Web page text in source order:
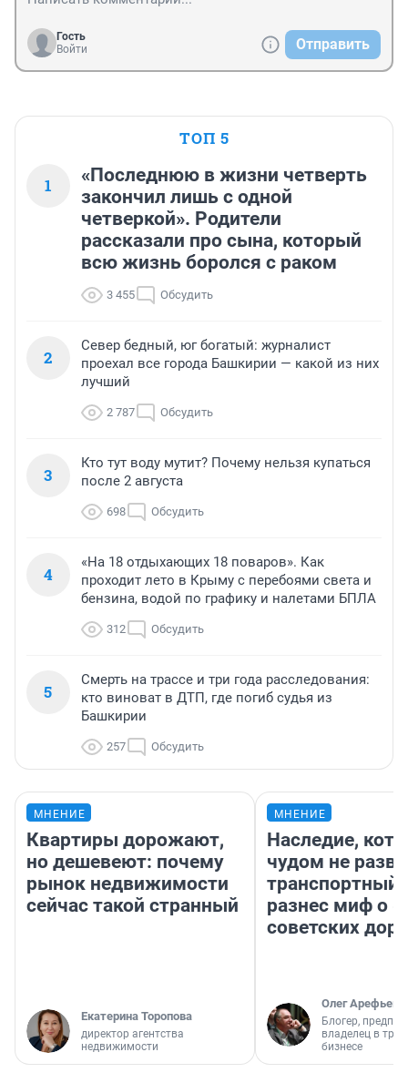
Гость
Войти
Отправить
ТОП 5
1
«Последнюю в жизни четверть
закончил лишь с одной
четверкой». Родители
рассказали про сына, который
всю жизнь боролся с раком
3 455 Обсудить
2
Север бедный, юг богатый: журналист
проехал все города Башкирии — какой из них
лучший
2 787 Обсудить
3
Кто тут воду мутит? Почему нельзя купаться
после 2 августа
698 Обсудить
4
«На 18 отдыхающих 18 поваров». Как
проходит лето в Крыму с перебоями света и
бензина, водой по графику и налетами БПЛА
312 Обсудить
5
Смерть на трассе и три года расследования:
кто виноват в ДТП, где погиб судья из
Башкирии
257 Обсудить
МНЕНИЕ
Квартиры дорожают,
но дешевеют: почему
рынок недвижимости
сейчас такой странный
Екатерина Торопова
директор агентства
недвижимости
МНЕНИЕ
Наследие,
чудом не
транспортный
разнес миф о
советских
Олег Арефьев
Блогер,
владелец в
бизнесе